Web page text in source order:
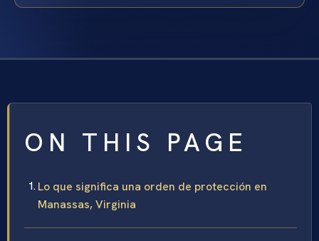
ON THIS PAGE
Lo que significa una orden de protección en
Manassas, Virginia